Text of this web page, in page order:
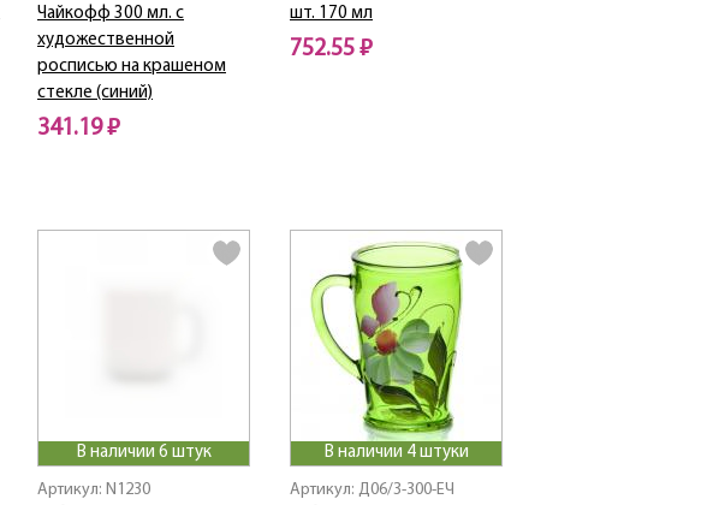
Чайкофф 300 мл. с
художественной
росписью на крашеном
стекле (синий)
341.19 ₽
шт. 170 мл
752.55 ₽
В наличии 6 штук
Артикул: N1230
В наличии 4 штуки
Артикул: Д06/З-300-ЕЧ